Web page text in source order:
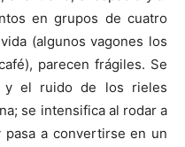
en grupos de cuatro
(algunos vagones los
parecen frágiles. Se
y el ruido de los rieles
se intensifica al rodar a
pasa a convertirse en un